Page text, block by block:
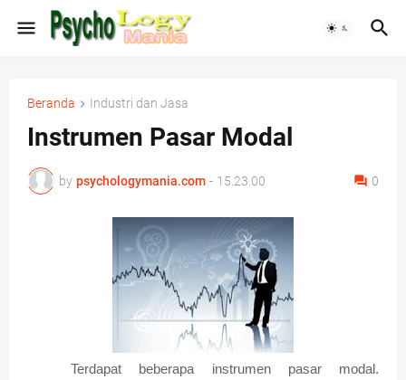
Beranda Industri dan Jasa
Instrumen Pasar Modal
by psychologymania.com - 15.23.00 0
Terdapat beberapa instrumen pasar modal.